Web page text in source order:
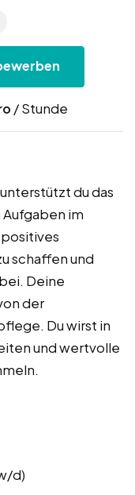
/ Stunde
du das
im
schaffen und
Deine
der
Du wirst in
und wertvolle
d)